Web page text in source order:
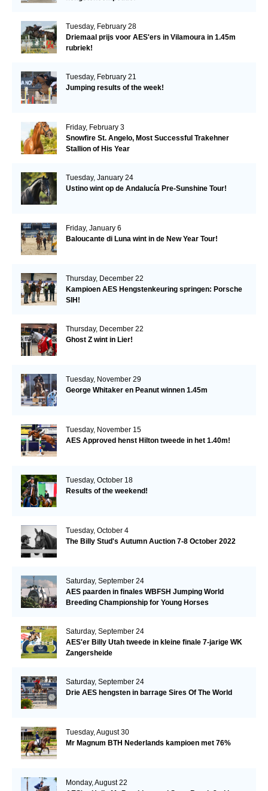
Tuesday, February 28
Driemaal prijs voor AES'ers in Vilamoura in 1.45m
rubriek!
Tuesday, February 21
Jumping results of the week!
Friday, February 3
Snowfire St. Angelo, Most Successful Trakehner
Stallion of His Year
Tuesday, January 24
Ustino wint op de Andalucía Pre-Sunshine Tour!
Friday, January 6
Baloucante di Luna wint in de New Year Tour!
Thursday, December 22
Kampioen AES Hengstenkeuring springen: Porsche
SIH!
Thursday, December 22
Ghost Z wint in Lier!
Tuesday, November 29
George Whitaker en Peanut winnen 1.45m
Tuesday, November 15
AES Approved henst Hilton tweede in het 1.40m!
Tuesday, October 18
Results of the weekend!
Tuesday, October 4
The Billy Stud's Autumn Auction 7-8 October 2022
Saturday, September 24
AES paarden in finales WBFSH Jumping World
Breeding Championship for Young Horses
Saturday, September 24
AES'er Billy Utah tweede in kleine finale 7-jarige WK
Zangersheide
Saturday, September 24
Drie AES hengsten in barrage Sires Of The World
Tuesday, August 30
Mr Magnum BTH Nederlands kampioen met 76%
Monday, August 22